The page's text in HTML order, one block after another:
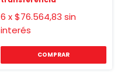
6 x$76.564,83 sin
interés